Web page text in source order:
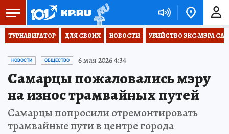
ТУРНАВИГАТОР ДЛЯ СВОИХ НОВОСТИ УБИЙСТВО ЭКС-МЭРА
НОВОСТИ ОБЩЕСТВО 6 мая 2026 4:34
Самарцы пожаловались мэру
на износ трамвайных путей
Самарцы попросили отремонтировать
трамвайные пути в центре города